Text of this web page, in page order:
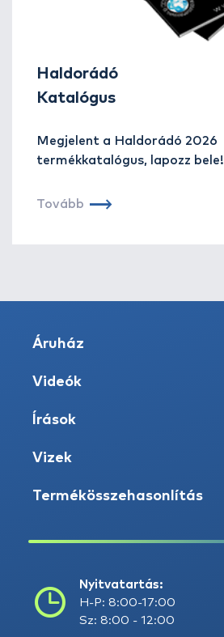
Haldorádó
Katalógus
Megjelent a Haldorádó 2026
termékkatalógus, lapozz bele!
Tovább
Áruház
Videók
Írások
Vizek
Termékösszehasonlítás
Nyitvatartás:
H-P: 8:00-17:00
Sz: 8:00 - 12:00